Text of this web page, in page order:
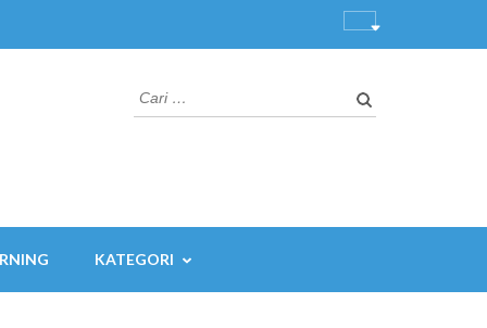
Cari
untuk:
KATEGORI